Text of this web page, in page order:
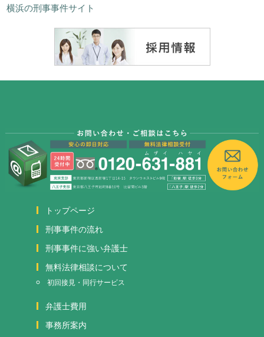
横浜の刑事事件サイト
トップページ
刑事事件の流れ
刑事事件に強い弁護士
無料法律相談について
初回接見・同行サービス
弁護士費用
事務所案内